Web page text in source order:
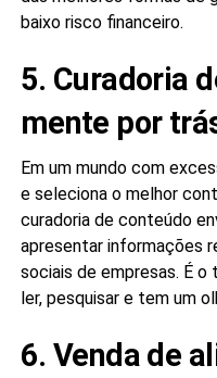
baixo risco financeiro.
5. Curadoria
mente por
Em um mundo com
e seleciona o melhor
curadoria de conteúdo
apresentar informações
sociais de empresas. É
ler, pesquisar e tem um
6. Venda de